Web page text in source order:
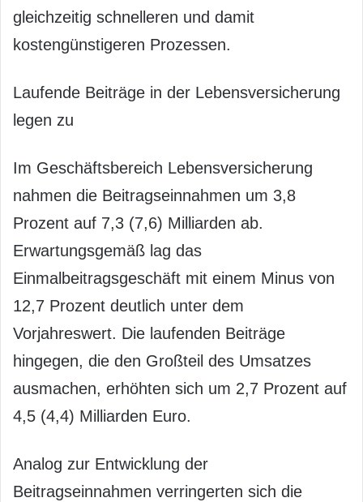
gleichzeitig schnelleren und damit
kostengünstigeren Prozessen.
Laufende Beiträge in der Lebensversicherung
legen zu
Im Geschäftsbereich Lebensversicherung
nahmen die Beitragseinnahmen um 3,8
Prozent auf 7,3 (7,6) Milliarden ab.
Erwartungsgemäß lag das
Einmalbeitragsgeschäft mit einem Minus von
12,7 Prozent deutlich unter dem
Vorjahreswert. Die laufenden Beiträge
hingegen, die den Großteil des Umsatzes
ausmachen, erhöhten sich um 2,7 Prozent auf
4,5 (4,4) Milliarden Euro.
Analog zur Entwicklung der
Beitragseinnahmen verringerten sich die